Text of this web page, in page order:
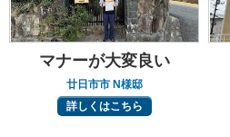
マナーが大変良い
廿日市市 N様邸
詳しくはこちら